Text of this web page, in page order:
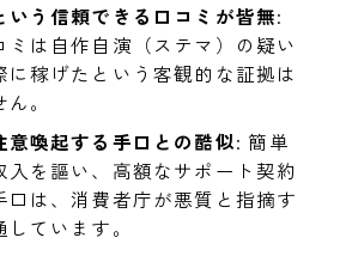
いう信頼できる口コミが皆無:
ミは自作自演（ステマ）の疑い
に稼げたという客観的な証拠は
。
意喚起する手口との酷似: 簡単
入を謳い、高額なサポート契約
口は、消費者庁が悪質と指摘す
ています。